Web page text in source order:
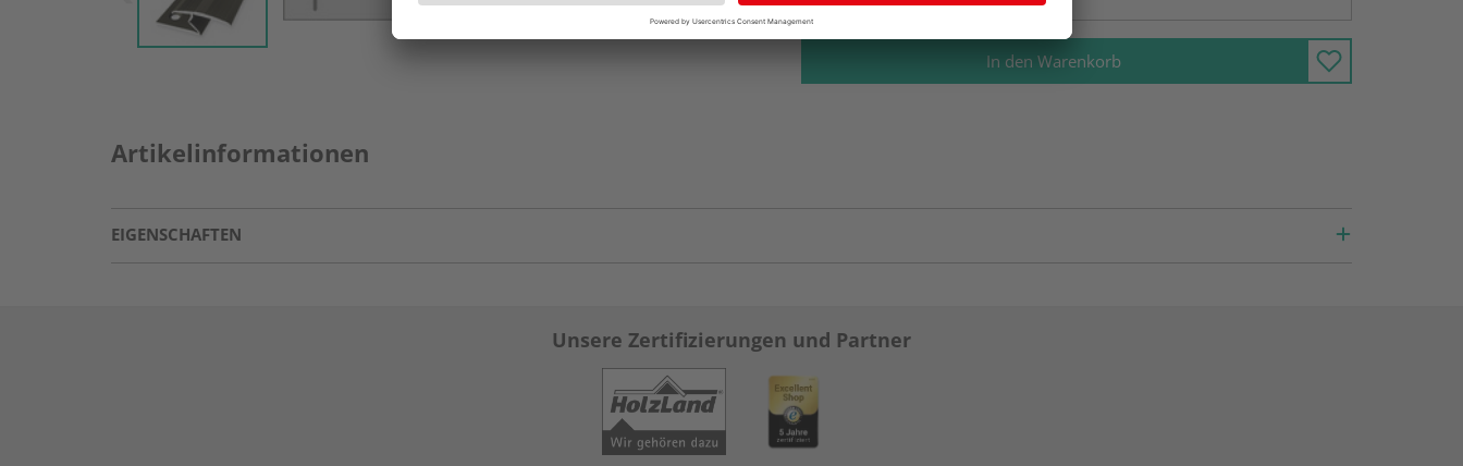
In den Warenkorb
Artikelinformationen
EIGENSCHAFTEN
Unsere Zertifizierungen und Partner